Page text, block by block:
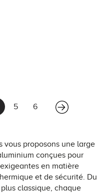
5 6
vous proposons une large
conçues pour
en matière
et de sécurité. Du
classique, chaque